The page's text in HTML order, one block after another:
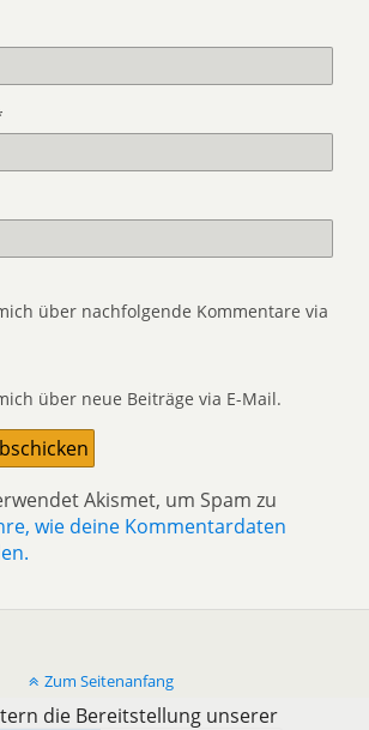
über nachfolgende Kommentare via
über neue Beiträge via E-Mail.
Akismet, um Spam zu
wie deine Kommentardaten
Zum Seitenanfang
die Bereitstellung unserer